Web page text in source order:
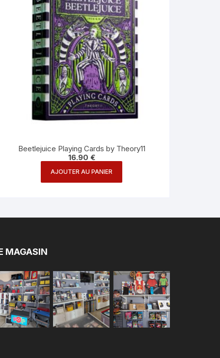
Beetlejuice Playing Cards by Theory11
16.90 €
AJOUTER AU PANIER
MAGASIN